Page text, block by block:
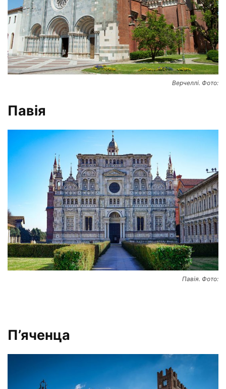
Верчеллі. Фото:
Павія
Павія. Фото:
П’яченца